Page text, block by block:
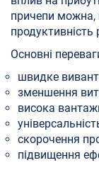
причепи можна,
Основні
швидке
зменшення
висока
скорочення
підвищення